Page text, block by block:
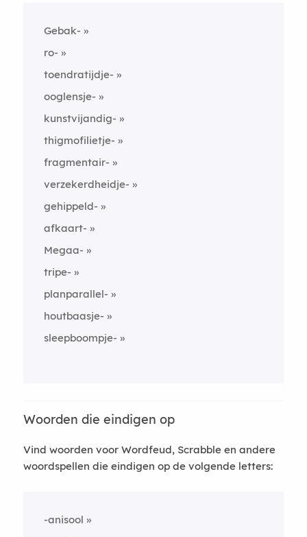
Gebak-
ro-
toendratijdje-
ooglensje-
kunstvijandig-
thigmofilietje-
fragmentair-
verzekerdheidje-
gehippeld-
afkaart-
Megaa-
tripe-
planparallel-
houtbaasje-
sleepboompje-
Woorden die eindigen op
Vind woorden voor Wordfeud, Scrabble en andere
woordspellen die eindigen op de volgende letters:
-anisool